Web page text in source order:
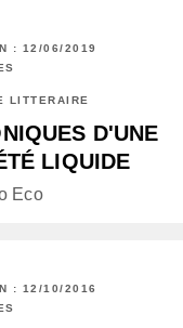
: 12/06/2019
LITTÉRAIRE
D'UNE
LIQUIDE
Eco
: 12/10/2016